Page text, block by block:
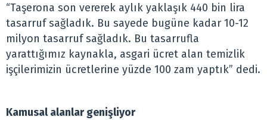
“Taşerona son vererek aylık yaklaşık 440 bin lira
tasarruf sağladık. Bu sayede bugüne kadar 10-12
milyon tasarruf sağladık. Bu tasarrufla
yarattığımız kaynakla, asgari ücret alan temizlik
işçilerimizin ücretlerine yüzde 100 zam yaptık” dedi.
Kamusal alanlar genişliyor